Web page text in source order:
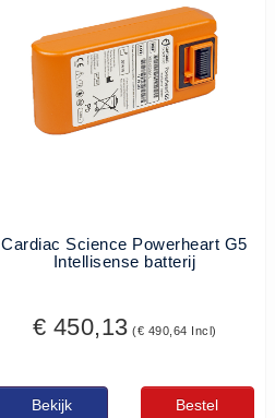
Cardiac Science Powerheart G5
Intellisense batterij
€ 450,13 (€ 490,64 Incl)
Bekijk Bestel